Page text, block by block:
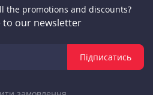
the promotions and discounts?
to our newsletter
Підписатись